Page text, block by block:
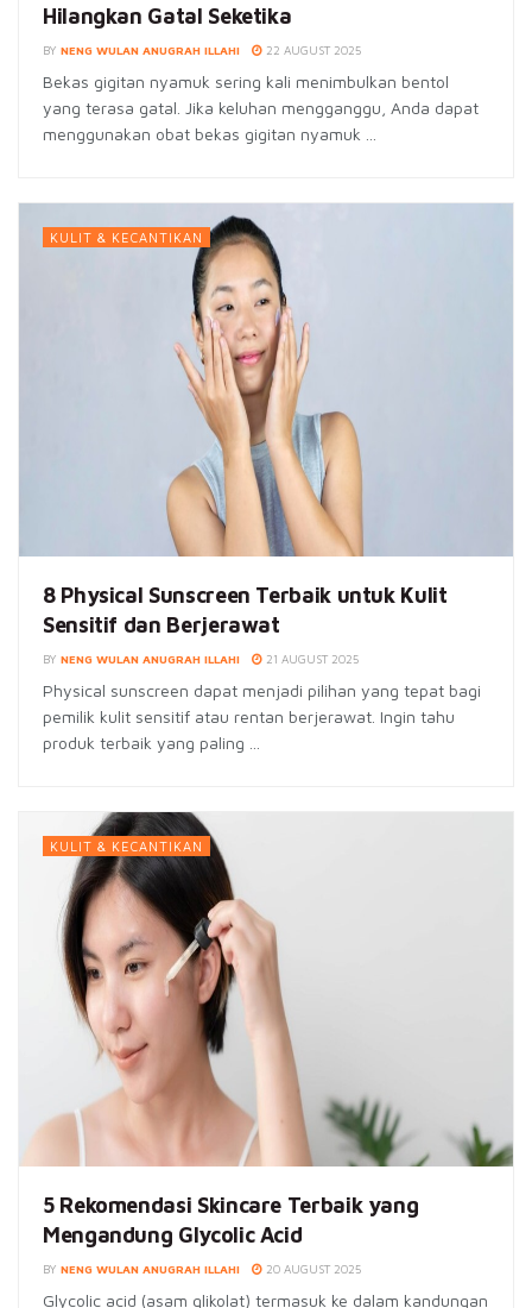
Hilangkan Gatal Seketika
BY NENG WULAN ANUGRAH ILLAHI 22 AUGUST 2025
Bekas gigitan nyamuk sering kali menimbulkan bentol
yang terasa gatal. Jika keluhan mengganggu, Anda dapat
menggunakan obat bekas gigitan nyamuk ...
KULIT & KECANTIKAN
8 Physical Sunscreen Terbaik untuk Kulit
Sensitif dan Berjerawat
BY NENG WULAN ANUGRAH ILLAHI 21 AUGUST 2025
Physical sunscreen dapat menjadi pilihan yang tepat bagi
pemilik kulit sensitif atau rentan berjerawat. Ingin tahu
produk terbaik yang paling ...
KULIT & KECANTIKAN
5 Rekomendasi Skincare Terbaik yang
Mengandung Glycolic Acid
BY NENG WULAN ANUGRAH ILLAHI 20 AUGUST 2025
Glycolic acid (asam glikolat) termasuk ke dalam kandungan